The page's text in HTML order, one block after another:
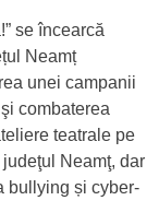
se încearcă
Neamț
unei campanii
combaterea
teatrale pe
Neamţ, dar
bullying și cyber-